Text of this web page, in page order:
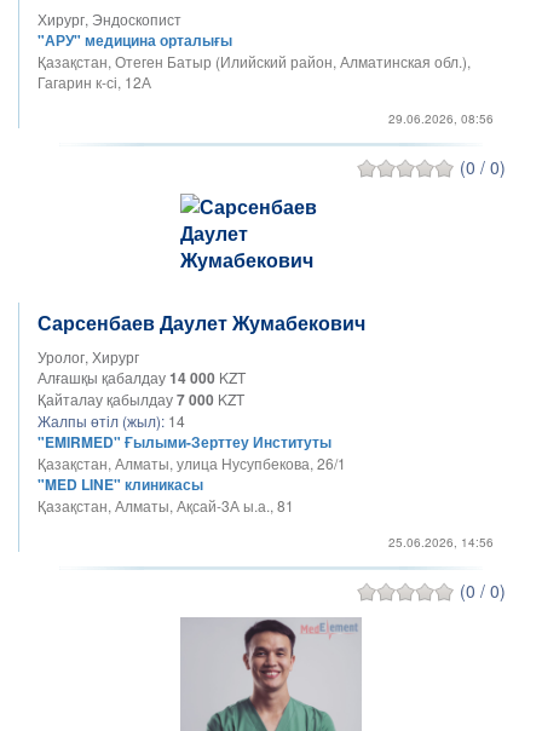
Хирург, Эндоскопист
"АРУ" медицина орталығы
Қазақстан, Отеген Батыр (Илийский район, Алматинская обл.),
Гагарин к-сі, 12А
29.06.2026, 08:56
(0 / 0)
Сарсенбаев Даулет Жумабекович
Уролог, Хирург
Алғашқы қабалдау14 000 KZT
Қайталау қабылдау7 000 KZT
Жалпы өтіл (жыл): 14
"EMIRMED" Ғылыми-Зерттеу Институты
Қазақстан, Алматы, улица Нусупбекова, 26/1
"MED LINE" клиникасы
Қазақстан, Алматы, Ақсай-3А ы.а., 81
25.06.2026, 14:56
(0 / 0)